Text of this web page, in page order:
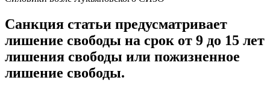
Санкция статьи предусматривает
лишение свободы на срок от 9 до 15 лет
лишения свободы или пожизненное
лишение свободы.